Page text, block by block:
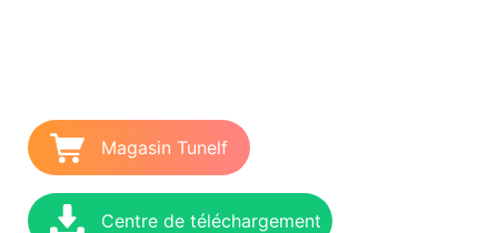
Magasin Tunelf
Centre de téléchargement